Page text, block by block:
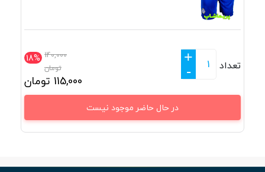
18% 140,000
تومان
115,000 تومان
تعداد
+
-
در حال حاضر موجود نیست